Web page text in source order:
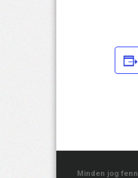
Minden jog